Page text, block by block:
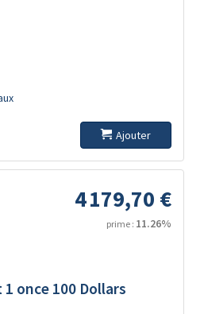
Ajouter
4 179,70 €
prime : 11.26%
once 100 Dollars